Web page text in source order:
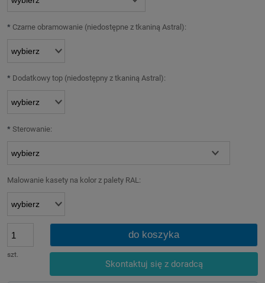
* Czarne obramowanie (niedostępne z tkaniną Astral):
* Dodatkowy top (niedostępny z tkaniną Astral):
* Sterowanie:
Malowanie kasety na kolor z palety RAL:
szt.
do koszyka
Skontaktuj się z doradcą